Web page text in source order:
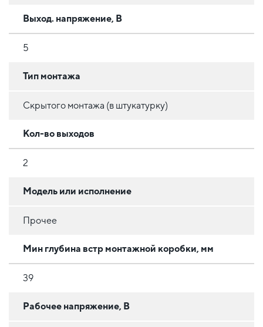
Выход. напряжение, В
5
Тип монтажа
Скрытого монтажа (в штукатурку)
Кол-во выходов
2
Модель или исполнение
Прочее
Мин глубина встр монтажной коробки, мм
39
Рабочее напряжение, В